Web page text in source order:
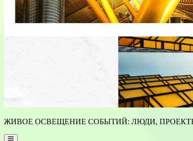
ЖИВОЕ ОСВЕЩЕНИЕ СОБЫТИЙ: ЛЮДИ,
Main